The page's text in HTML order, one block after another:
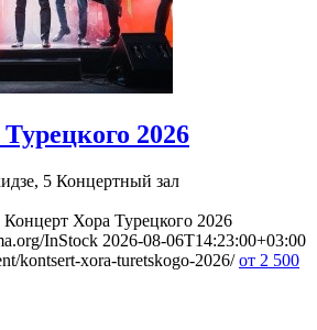
2026
5 Концертный зал
Концерт Хора Турецкого 2026
InStock 2026-08-06T14:23:00+03:00
kontsert-xora-turetskogo-2026/ от 2 500